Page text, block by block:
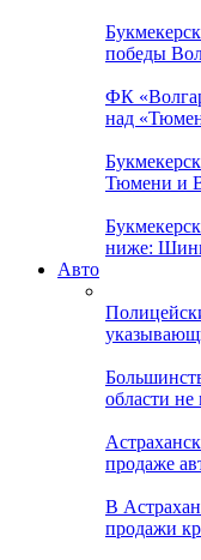
победы
ФК
над
Тюмени и
ниже:
Авто
области
продаже
В
продажи